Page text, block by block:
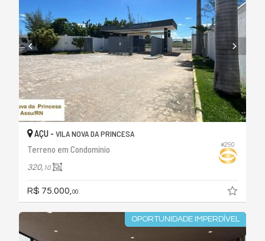
#290
AÇU - VILA NOVA DA PRINCESA
Terreno em Condomínio
320, 10
R$ 75.000, 00
OPORTUNIDADE IMPERDÍVEL